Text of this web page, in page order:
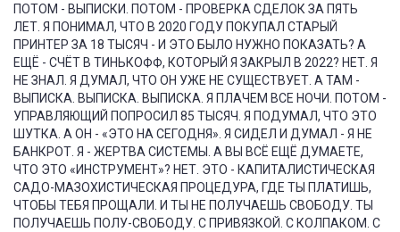
ПОТОМ - ВЫПИСКИ. ПОТОМ - ПРОВЕРКА СДЕЛОК ЗА ПЯТЬ
ЛЕТ. Я ПОНИМАЛ, ЧТО В 2020 ГОДУ ПОКУПАЛ СТАРЫЙ
ПРИНТЕР ЗА 18 ТЫСЯЧ - И ЭТО БЫЛО НУЖНО ПОКАЗАТЬ? А
ЕЩЁ - СЧЁТ В ТИНЬКОФФ, КОТОРЫЙ Я ЗАКРЫЛ В 2022? НЕТ. Я
НЕ ЗНАЛ. Я ДУМАЛ, ЧТО ОН УЖЕ НЕ СУЩЕСТВУЕТ. А ТАМ -
ВЫПИСКА. ВЫПИСКА. ВЫПИСКА. Я ПЛАЧЕМ ВСЕ НОЧИ. ПОТОМ -
УПРАВЛЯЮЩИЙ ПОПРОСИЛ 85 ТЫСЯЧ. Я ПОДУМАЛ, ЧТО ЭТО
ШУТКА. А ОН - «ЭТО НА СЕГОДНЯ». Я СИДЕЛ И ДУМАЛ - Я НЕ
БАНКРОТ. Я - ЖЕРТВА СИСТЕМЫ. А ВЫ ВСЁ ЕЩЁ ДУМАЕТЕ,
ЧТО ЭТО «ИНСТРУМЕНТ»? НЕТ. ЭТО - КАПИТАЛИСТИЧЕСКАЯ
САДО-МАЗОХИСТИЧЕСКАЯ ПРОЦЕДУРА, ГДЕ ТЫ ПЛАТИШЬ,
ЧТОБЫ ТЕБЯ ПРОЩАЛИ. И ТЫ НЕ ПОЛУЧАЕШЬ СВОБОДУ. ТЫ
ПОЛУЧАЕШЬ ПОЛУ-СВОБОДУ. С ПРИВЯЗКОЙ. С КОЛПАКОМ. С